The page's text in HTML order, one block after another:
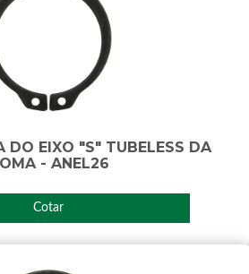
DO EIXO "S" TUBELESS DA
- ANEL26
Cotar